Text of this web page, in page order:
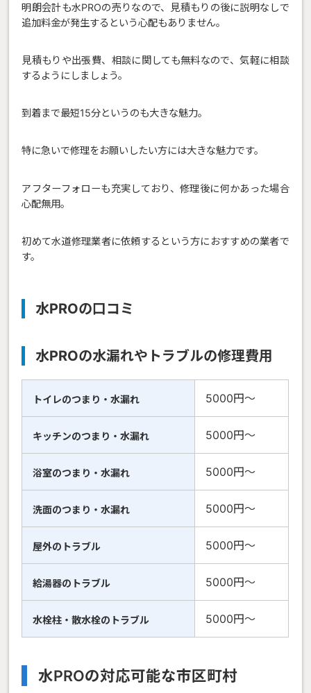
明朗会計も水PROの売りなので、見積もりの後に説明なしで
追加料金が発生するという心配もありません。
見積もりや出張費、相談に関しても無料なので、気軽に相談
するようにしましょう。
到着まで最短15分というのも大きな魅力。
特に急いで修理をお願いしたい方には大きな魅力です。
アフターフォローも充実しており、修理後に何かあった場合
心配無用。
初めて水道修理業者に依頼するという方におすすめの業者で
す。
水PROの口コミ
水PROの水漏れやトラブルの修理費用
トイレのつまり・水漏れ 5000円〜
キッチンのつまり・水漏れ 5000円〜
浴室のつまり・水漏れ 5000円〜
洗面のつまり・水漏れ 5000円〜
屋外のトラブル 5000円〜
給湯器のトラブル 5000円〜
水栓柱・散水栓のトラブル 5000円〜
水PROの対応可能な市区町村